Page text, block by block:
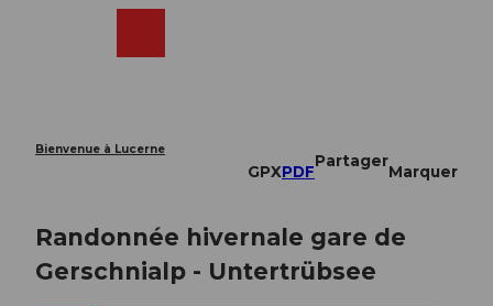
Bienvenue à Lucerne
GPXPDF
Partager
Marquer
Randonnée hivernale gare de
Gerschnialp - Untertrübsee